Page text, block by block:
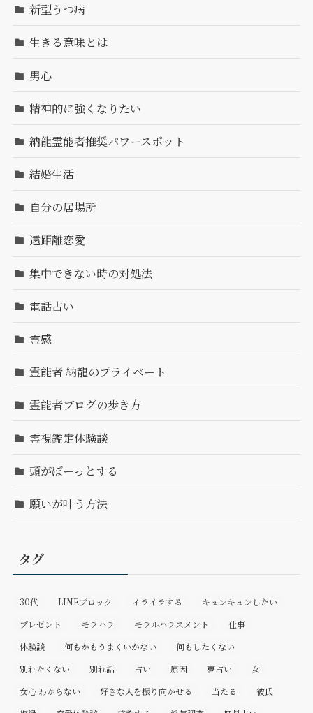
新型うつ病
生きる意味とは
男心
精神的に強くなりたい
納龍霊能者推奨パワースポット
結婚生活
自分の居場所
遠距離恋愛
集中できない時の対処法
電話占い
霊感
霊能者 納龍のプライベート
霊能者ブログの歩き方
霊視鑑定体験談
頭がぼーっとする
願いが叶う方法
タグ
30代 LINEブロック イライラする
キュンキュンしたい
プレゼント
モラハラ モラルハラスメント
仕事
体験談
何もかもうまくいかない
何もしたくない
別れたくない
別れ話 占い 原因 夢占い
女
女心 わからない
好きな人を振り向かせる 当たる
彼氏